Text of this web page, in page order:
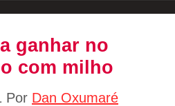
ganhar no
com milho
Por Dan Oxumaré